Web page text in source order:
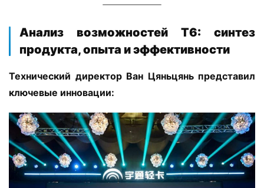
​Анализ возможностей T6: синтез
продукта, опыта и эффективности​
​Технический директор Ван Цяньцянь представил
ключевые инновации:​